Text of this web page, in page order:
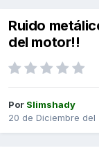
Ruido
del motor!!
Por Slimshady
20 de Diciembre del